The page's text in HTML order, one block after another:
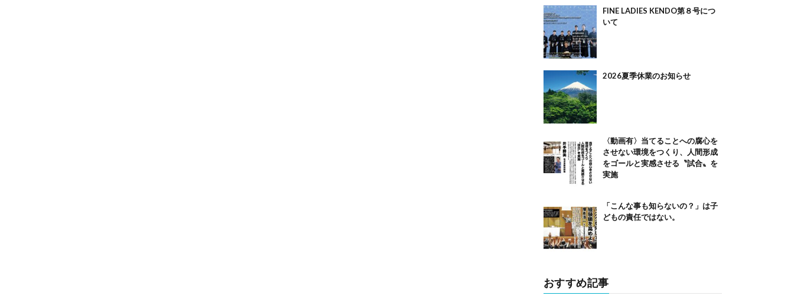
FINE LADIES KENDO第８号につ
いて
2026夏季休業のお知らせ
〈動画有〉当てることへの腐心を
させない環境をつくり、人間形成
をゴールと実感させる〝試合〟を
実施
「こんな事も知らないの？」は子
どもの責任ではない。
おすすめ記事